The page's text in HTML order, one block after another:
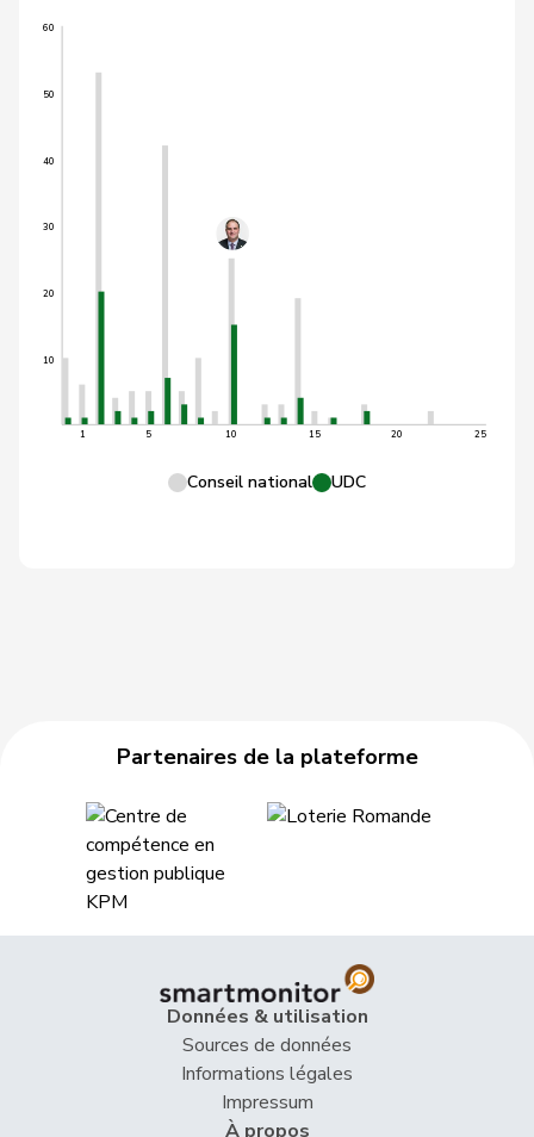
10
20
30
40
50
60
1 5 10 15 20 25
Conseil national UDC
Partenaires de la plateforme
Données & utilisation
Sources de données
Informations légales
Impressum
À propos